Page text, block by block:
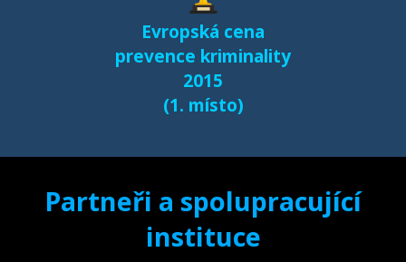
Evropská cena
prevence kriminality
2015
(1. místo)
Partneři a spolupracující
instituce